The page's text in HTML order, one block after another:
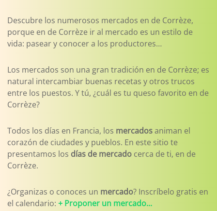
Descubre los numerosos mercados en de Corrèze,
porque en de Corrèze ir al mercado es un estilo de
vida: pasear y conocer a los productores…
Los mercados son una gran tradición en de Corrèze; es
natural intercambiar buenas recetas y otros trucos
entre los puestos. Y tú, ¿cuál es tu queso favorito en de
Corrèze?
Todos los días en Francia, los mercadosaniman el
corazón de ciudades y pueblos. En este sitio te
presentamos los días de mercado cerca de ti, en de
Corrèze.
¿Organizas o conoces un mercado? Inscríbelo gratis en
el calendario: + Proponer un mercado...